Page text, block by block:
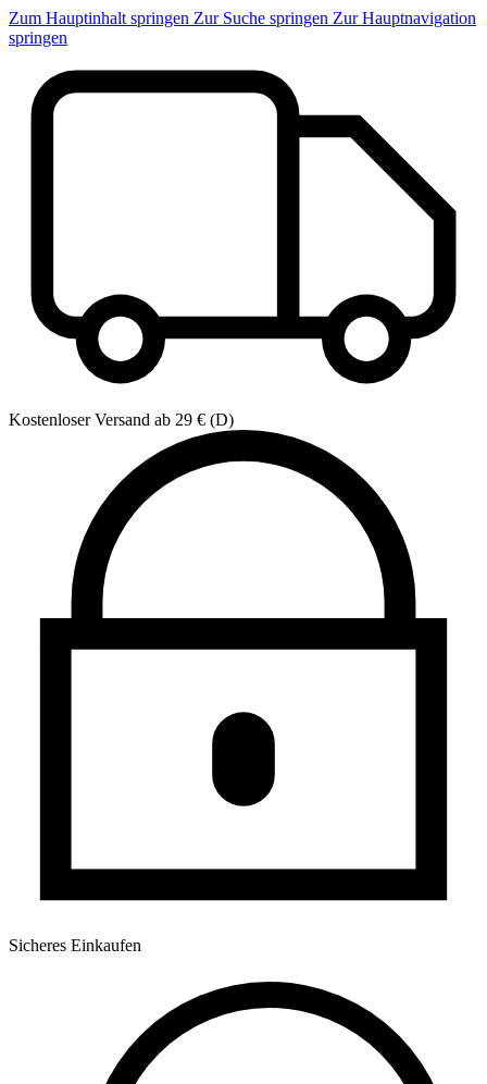
Zum Hauptinhalt springen Zur Suche springen Zur Hauptnavigation
springen
Kostenloser Versand ab 29 € (D)
Sicheres Einkaufen